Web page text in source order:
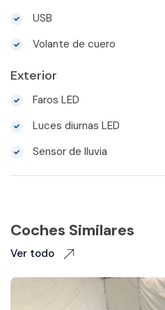
USB
Volante de cuero
Exterior
Faros LED
Luces diurnas LED
Sensor de lluvia
Coches Similares
Ver todo